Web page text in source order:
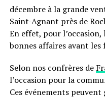
décembre à la grande
Saint-Agnant près de
En effet, pour
bonnes affaires avant les
Selon nos confrères de
l’occasion pour la
Ces événements